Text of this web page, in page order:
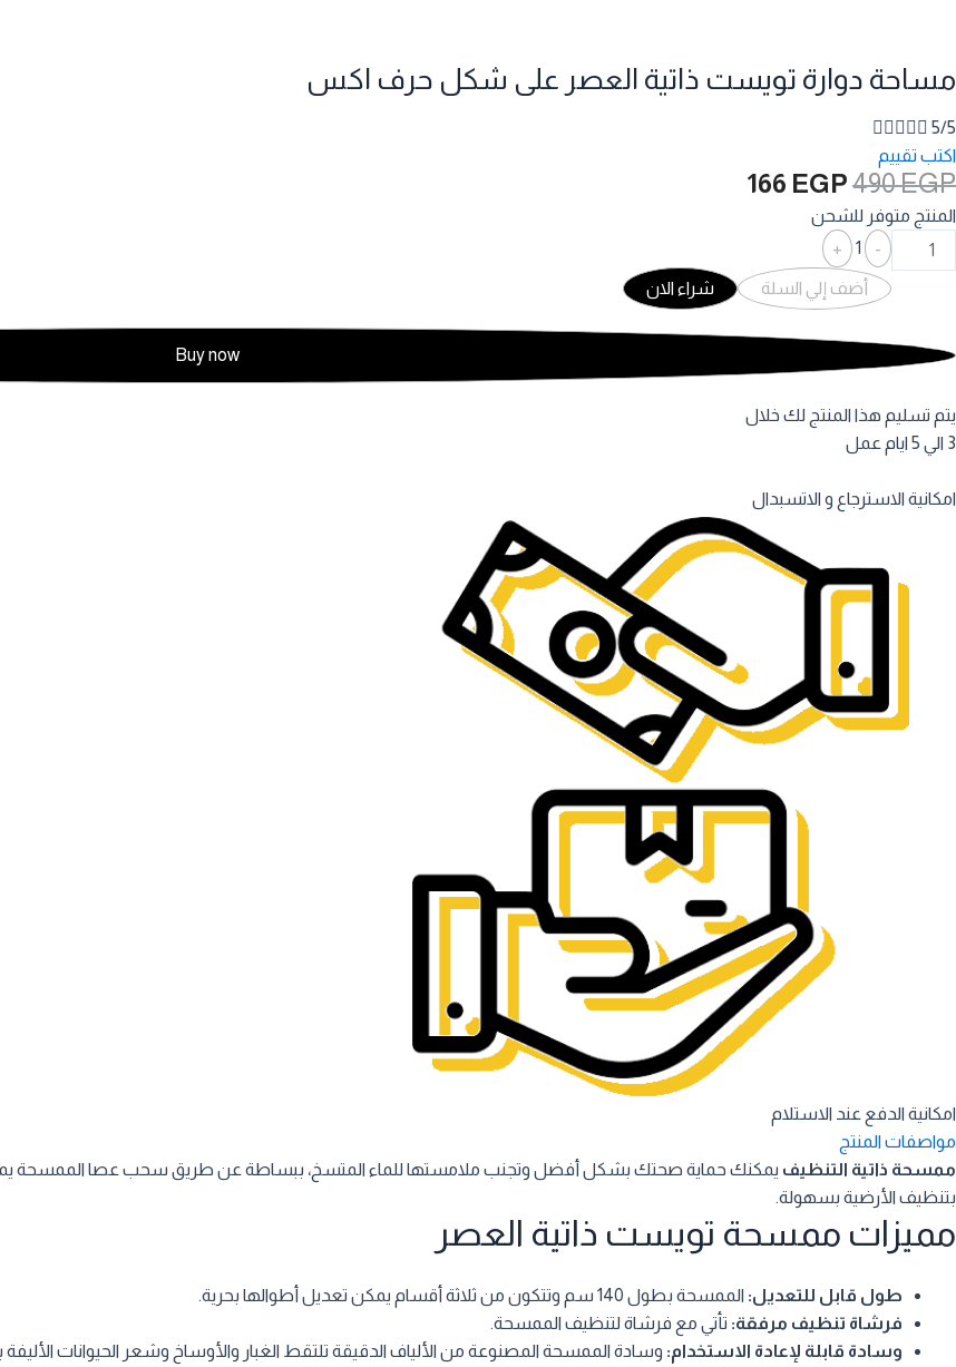
مساحة دوارة تويست ذاتية العصر على شكل حرف اكس
     5/5
اكتب تقييم
490EGP
السعر
الأصلي
هو:
490 EGP.
166 EGP
166 EGP.
المنتج متوفر للشحن
Quantity
-
1
+
أضف إلي السلة شراء الان
Buy now
يتم تسليم هذا المنتج لك خلال
3 الي 5 ايام عمل
امكانية الاسترجاع و الاتسبدال
امكانية الدفع عند الاستلام
مواصفات المنتج
ممسحة ذاتية التنظيف يمكنك حماية صحتك بشكل أفضل وتجنب ملامستها للماء المتسخ، ببساطة عن طريق سحب عصا الممسحة
بتنظيف الأرضية بسهولة.
مميزات ممسحة تويست ذاتية العصر
طول قابل للتعديل: الممسحة بطول 140 سم وتتكون من ثلاثة أقسام يمكن تعديل أطوالها بحرية.
فرشاة تنظيف مرفقة: تأتي مع فرشاة لتنظيف الممسحة.
وسادة قابلة لإعادة الاستخدام: وسادة الممسحة المصنوعة من الألياف الدقيقة تلتقط الغبار والأوساخ وشعر الحيوانات